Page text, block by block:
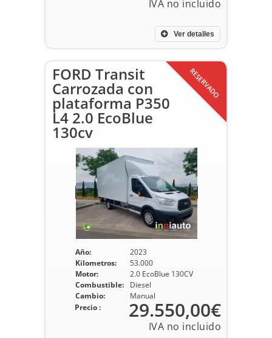
Ver detalles
RESERVADO
FORD Transit
Carrozada con
plataforma P350
L4 2.0 EcoBlue
130cv
Año:
2023
Kilometros:
53.000
Motor:
2.0 EcoBlue 130CV
Combustible:
Diesel
Cambio:
Manual
Precio : 29.550,00€